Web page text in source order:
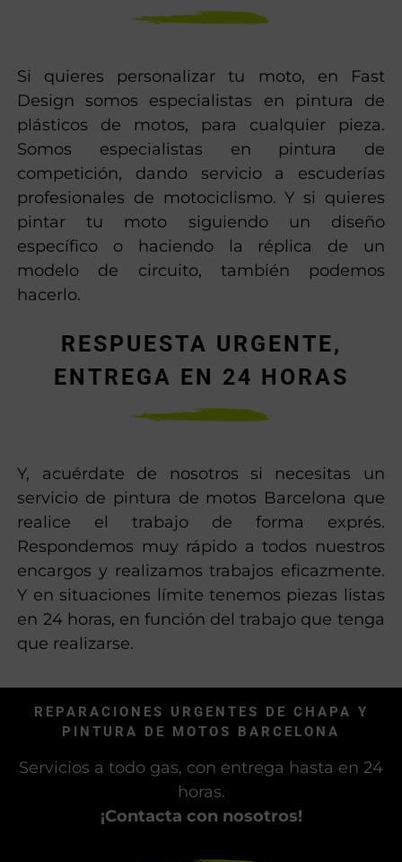
Si quieres personalizar tu moto, en Fast
Design somos especialistas en pintura de
plásticos de motos, para cualquier pieza.
Somos especialistas en pintura de
competición, dando servicio a escuderías
profesionales de motociclismo. Y si quieres
pintar tu moto siguiendo un diseño
específico o haciendo la réplica de un
modelo de circuito, también podemos
hacerlo.
RESPUESTA URGENTE,
ENTREGA EN 24 HORAS
Y, acuérdate de nosotros si necesitas un
servicio de pintura de motos Barcelona que
realice el trabajo de forma exprés.
Respondemos muy rápido a todos nuestros
encargos y realizamos trabajos eficazmente.
Y en situaciones límite tenemos piezas listas
en 24 horas, en función del trabajo que tenga
que realizarse.
REPARACIONES URGENTES DE CHAPA Y
PINTURA DE MOTOS BARCELONA
Servicios a todo gas, con entrega hasta en 24
horas.
¡Contacta con nosotros!